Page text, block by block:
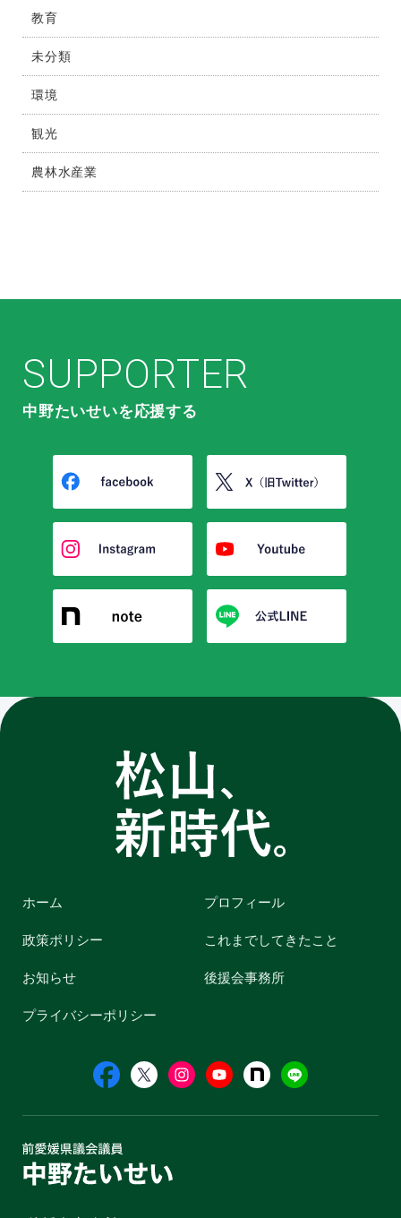
教育
未分類
環境
観光
農林水産業
SUPPORTER
中野たいせいを応援する
ホーム プロフィール
政策ポリシー これまでしてきたこと
お知らせ 後援会事務所
プライバシーポリシー